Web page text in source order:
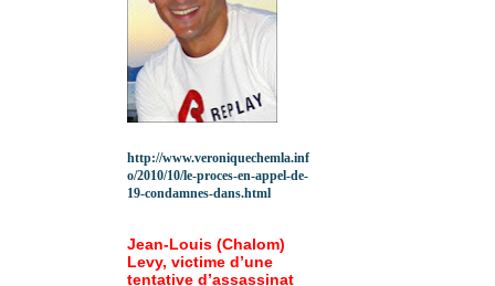
http://www.veroniquechemla.inf
o/2010/10/le-proces-en-appel-de-
19-condamnes-dans.html
Jean-Louis (Chalom)
Levy, victime d’une
tentative d’assassinat